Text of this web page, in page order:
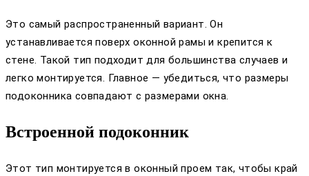
Это самый распространенный вариант. Он
устанавливается поверх оконной рамы и крепится к
стене. Такой тип подходит для большинства случаев и
легко монтируется. Главное — убедиться, что размеры
подоконника совпадают с размерами окна.
Встроенной подоконник
Этот тип монтируется в оконный проем так, чтобы край